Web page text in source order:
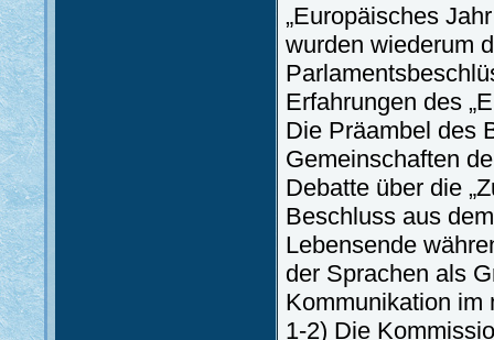
„Europäisches
wurden wiederum
Erfahrungen des
Die Präambel des
Gemeinschaften
Debatte über die
Beschluss aus
Lebensende
der Sprachen als
Kommunikation im
1-2) Die